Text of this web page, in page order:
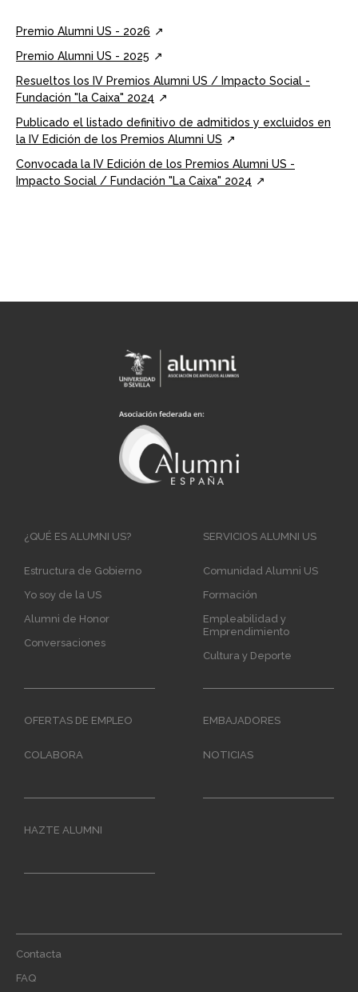
Premio Alumni US - 2026
Premio Alumni US - 2025
Resueltos los IV Premios Alumni US / Impacto Social -
Fundación "la Caixa" 2024
Publicado el listado definitivo de admitidos y excluidos en
la IV Edición de los Premios Alumni US
Convocada la IV Edición de los Premios Alumni US -
Impacto Social / Fundación "La Caixa" 2024
Main
¿QUÉ ES ALUMNI US?
Estructura de Gobierno
Yo soy de la US
Alumni de Honor
Conversaciones
SERVICIOS ALUMNI US
Comunidad Alumni US
Formación
Empleabilidad y
Emprendimiento
Cultura y Deporte
OFERTAS DE EMPLEO EMBAJADORES
COLABORA NOTICIAS
HAZTE ALUMNI
Footer
menu
Contacta
FAQ